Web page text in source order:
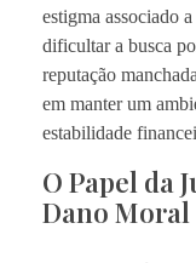
estigma associado
dificultar a busca
reputação
em manter um
estabilidade
O Papel da
Dano Moral